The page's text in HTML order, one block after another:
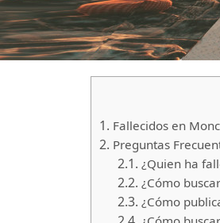
1. Fallecidos en
2. Preguntas
2.1. ¿Quien ha
2.2. ¿Cómo
2.3. ¿Cómo